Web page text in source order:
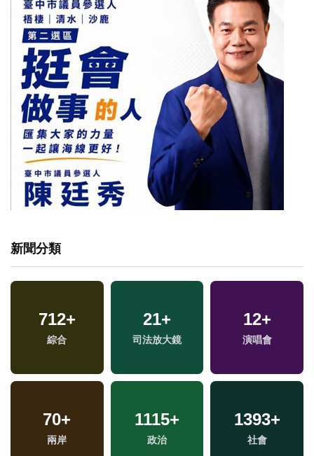
新聞分類
712+
綜合
21+
司法放大鏡
12+
演唱會
70+
兩岸
1115+
政治
1393+
社會